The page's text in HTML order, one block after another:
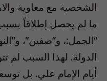
الشخصية مع معاوية
ما لم يحصل إطلاقاً
“الجمل:، و”صفين”،
الدولة. لهذا السبب لم
أيام الإمام علي. بل